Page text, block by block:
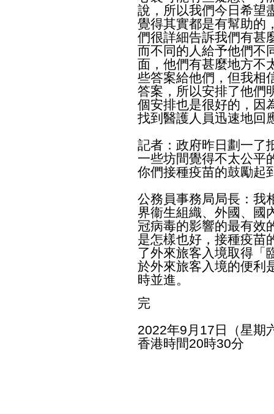
說，所以我們今日希望
覺得其實都是有幫助的
們很詳細告訴我們有甚
而不同的人給予他們不
面，他們有甚麼地方不
些答案給他們，但我相
答案，所以安排了他們
個安排也是很好的，因
找到醫護人員迅速地回
記者：政府昨日劃一了
一些坊間覺得不太公平
你們接種疫苗的鼓勵起
公務員事務局局長：我
界衞生組織、外國、國
冠病毒的影響的最有效
是怎樣也好，接種疫苗
了外來旅客入境取得「
於外來旅客入境的便利
時並進。
完
2022年9月17日（星期
香港時間20時30分